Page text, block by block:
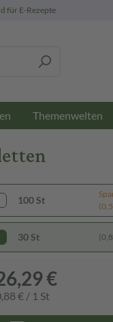
für E-Rezepte
Themenwelten
100 St
30 St
€
€ / 1 St